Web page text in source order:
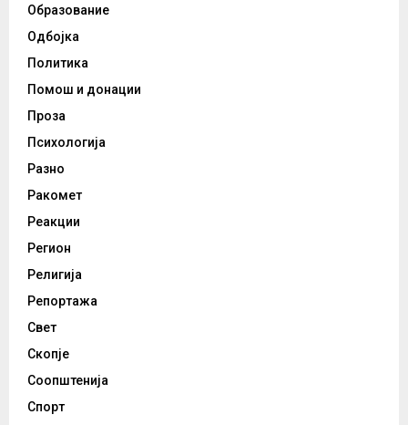
Образование
Одбојка
Политика
Помош и донации
Проза
Психологија
Разно
Ракомет
Реакции
Регион
Религија
Репортажа
Свет
Скопје
Соопштенија
Спорт